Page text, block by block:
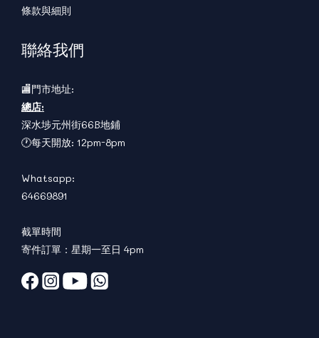
條款與細則
聯絡我們
🏬門市地址:
總店:
深水埗元州街66B地鋪
🕐每天開放: 12pm-8pm
Whatsapp:
64669891
截單時間
寄件訂單：星期一至日 4pm